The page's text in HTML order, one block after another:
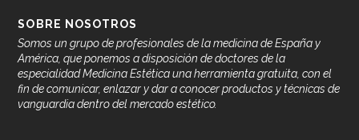
SOBRE NOSOTROS
Somos un grupo de profesionales de la medicina de España y
América, que ponemos a disposición de doctores de la
especialidad Medicina Estética una herramienta gratuita, con el
fin de comunicar, enlazar y dar a conocer productos y técnicas de
vanguardia dentro del mercado estético.